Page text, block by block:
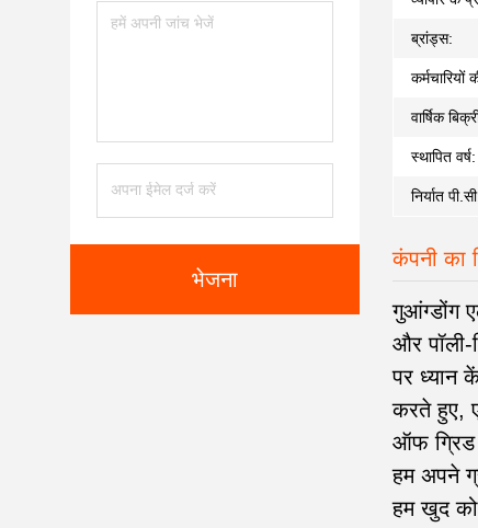
भेजना
ब्रांड्स:
कर्मचारियों
वार्षिक
स्थापित वर्ष:
निर्यात
कंपनी का
गुआंग्डोंग
और
पर ध्यान
करते हुए,
ऑफ ग्रिड
हम अपने
हम खुद को